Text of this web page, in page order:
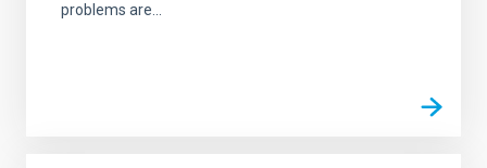
problems are...